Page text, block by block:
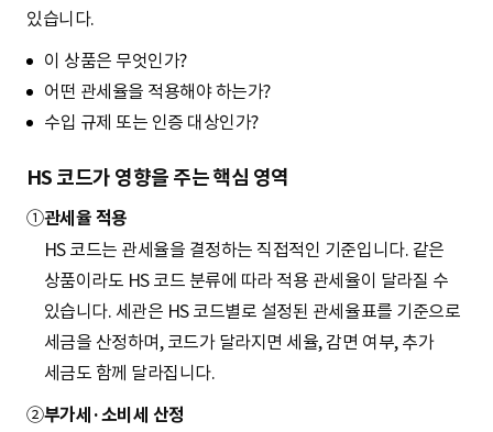
있습니다.
이 상품은 무엇인가?
어떤 관세율을 적용해야 하는가?
수입 규제 또는 인증 대상인가?
HS 코드가 영향을 주는 핵심 영역
①관세율 적용
HS 코드는 관세율을 결정하는 직접적인 기준입니다. 같은
상품이라도 HS 코드 분류에 따라 적용 관세율이 달라질 수
있습니다. 세관은 HS 코드별로 설정된 관세율표를 기준으로
세금을 산정하며, 코드가 달라지면 세율, 감면 여부, 추가
세금도 함께 달라집니다.
②부가세·소비세 산정